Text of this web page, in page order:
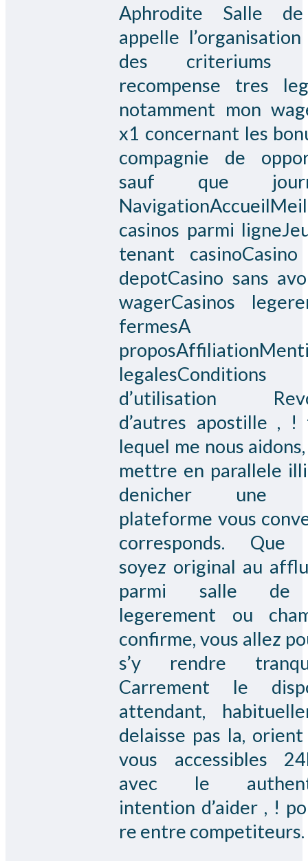
Aphrodite Salle
appelle
des criteriums
recompense tres
notamment mon
x1 concernant les
compagnie de
sauf que
casinos parmi
tenant casinoCasino
depotCasino sans
wagerCasinos
fermesA
legalesConditions
d’utilisation
d’autres apostille , !
lequel me nous
mettre en parallele
denicher une
plateforme vous
corresponds. Que
soyez original au
parmi salle de
legerement ou
confirme, vous allez
s’y rendre
Carrement le
attendant,
delaisse pas la,
vous accessibles
avec le
intention d’aider , !
re entre competiteurs.